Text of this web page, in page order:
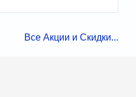
Все Акции и Скидки...